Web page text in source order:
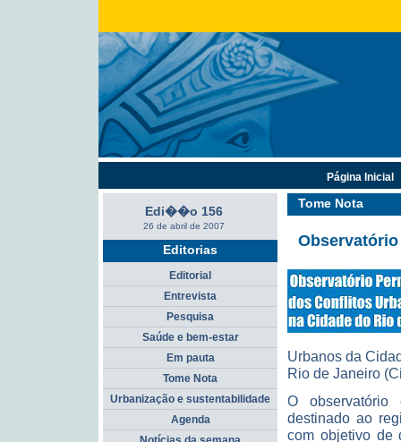
Tome Nota
Urbanos da
Rio de Janeiro
O observatório
destinado ao
com objetivo de
Edi��o 156
26 de abril de 2007
Editorias
Editorial
Entrevista
Pesquisa
Saúde e bem-estar
Em pauta
Tome Nota
Urbanização e sustentabilidade
Agenda
Página Inicial